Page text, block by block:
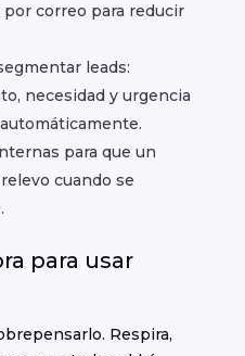
correo para reducir
leads:
necesidad y urgencia
para que un
cuando se
para usar
Respira,